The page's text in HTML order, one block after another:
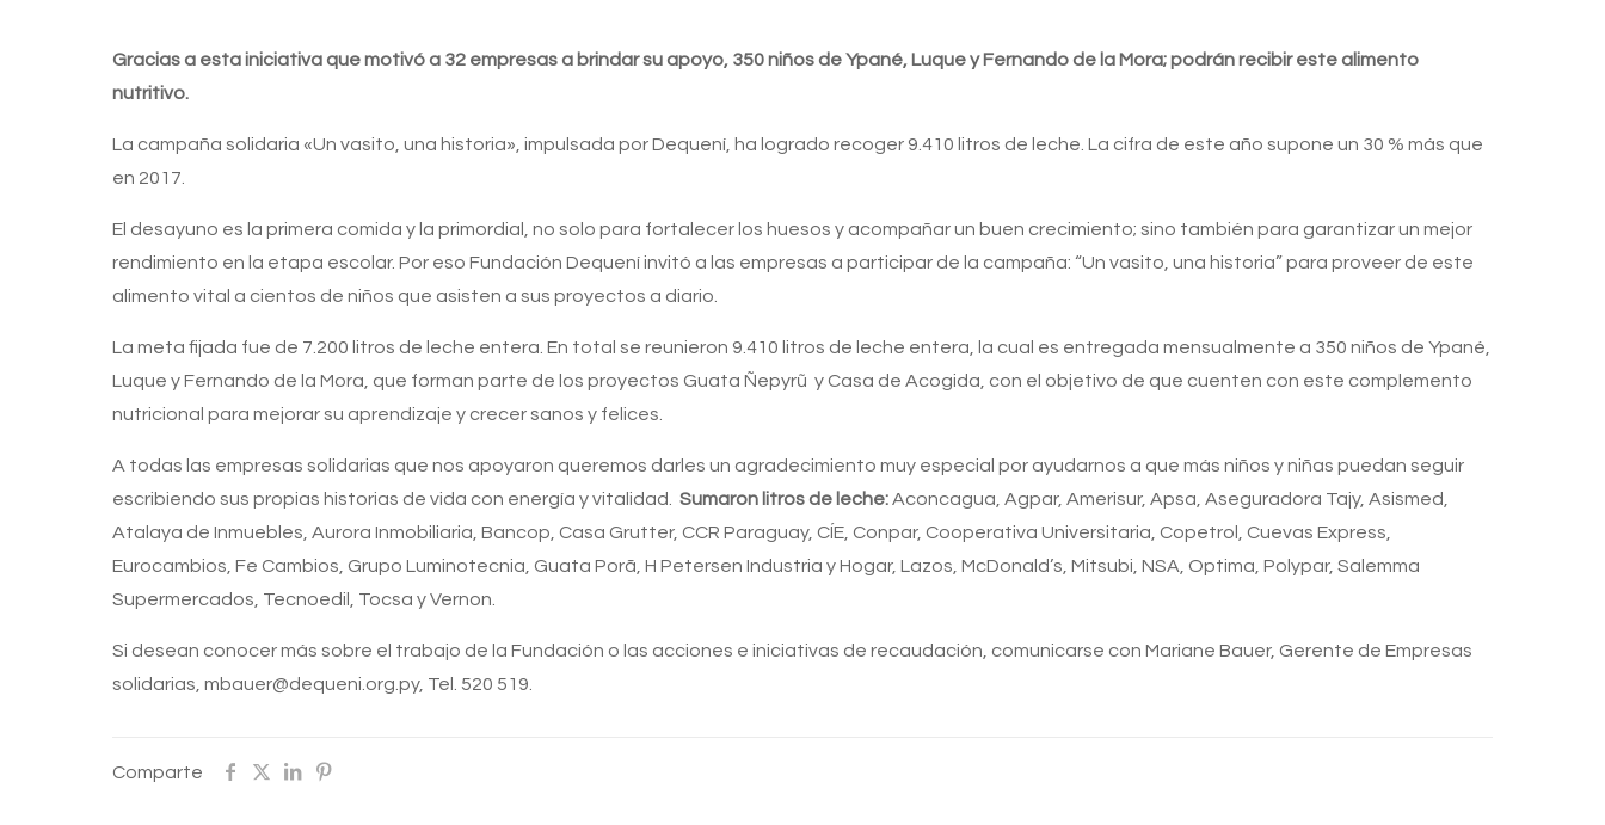
Gracias a esta iniciativa que motivó a 32 empresas a brindar su apoyo, 350 niños de Ypané, Luque y Fernando de la Mora; podrán recibir este alimento
nutritivo.
La campaña solidaria «Un vasito, una historia», impulsada por Dequení, ha logrado recoger 9.410 litros de leche. La cifra de este año supone un 30 % más que
en 2017.
El desayuno es la primera comida y la primordial, no solo para fortalecer los huesos y acompañar un buen crecimiento; sino también para garantizar un mejor
rendimiento en la etapa escolar. Por eso Fundación Dequení invitó a las empresas a participar de la campaña: “Un vasito, una historia” para proveer de este
alimento vital a cientos de niños que asisten a sus proyectos a diario.
La meta fijada fue de 7.200 litros de leche entera. En total se reunieron 9.410 litros de leche entera, la cual es entregada mensualmente a 350 niños de Ypané,
Luque y Fernando de la Mora, que forman parte de los proyectos Guata Ñepyrũ y Casa de Acogida, con el objetivo de que cuenten con este complemento
nutricional para mejorar su aprendizaje y crecer sanos y felices.
A todas las empresas solidarias que nos apoyaron queremos darles un agradecimiento muy especial por ayudarnos a que más niños y niñas puedan seguir
escribiendo sus propias historias de vida con energía y vitalidad. Sumaron litros de leche:Aconcagua, Agpar, Amerisur, Apsa, Aseguradora Tajy, Asismed,
Atalaya de Inmuebles, Aurora Inmobiliaria, Bancop, Casa Grutter, CCR Paraguay, CÍE, Conpar, Cooperativa Universitaria, Copetrol, Cuevas Express,
Eurocambios, Fe Cambios, Grupo Luminotecnia, Guata Porã, H Petersen Industria y Hogar, Lazos, McDonald’s, Mitsubi, NSA, Optima, Polypar, Salemma
Supermercados, Tecnoedil, Tocsa y Vernon.
Si desean conocer más sobre el trabajo de la Fundación o las acciones e iniciativas de recaudación, comunicarse con Mariane Bauer, Gerente de Empresas
solidarias, mbauer@dequeni.org.py, Tel. 520 519.
Comparte